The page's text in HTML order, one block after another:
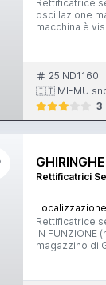
Rettificatrice senza centri GHIRINGHELLI M300 SP610 CNC Siemens 7
oscillazione mandrino mola fino a 420mm di fascia x 610mm di diametro Per
macchina è visibile nel ns
25IND1160
🇮🇹 MI-MU
3
Rettificatrici
Rettificatrice senza centri GHIRINGHELLI M200 SP500 DI + MIA
IN FUNZIONE (nell'apposita sezione) Per
magazzino di Gussago (BS) Mimu Macchine Utensili rettifica